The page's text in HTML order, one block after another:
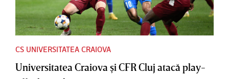
CS UNIVERSITATEA CRAIOVA
Universitatea Craiova şi CFR Cluj atacă play-